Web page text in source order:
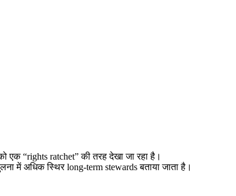
“rights ratchet” की तरह देखा जा रहा है।
में अधिक स्थिर long-term stewards बताया जाता है।